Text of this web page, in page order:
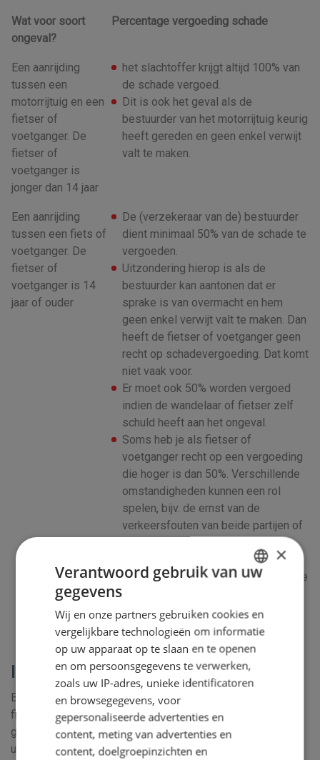
Wat voor soort
ongeval?
Percentage vergoeding schade
Een aanrijding
tussen een
motorrijtuig en een
fietser of
voetganger. De
fietser of
voetganger is
jonger dan 14 jaar
het slachtoffer krijgt altijd 100% van
de schade vergoed.
Dit is ook het geval als de
bestuurder van het motorrijtuig keurig
heeft gereden en geen enkel verwijt
valt te maken.
Een aanrijding
tussen een fiets of
voetganger. De
fietser of
voetganger is 14
jaar of ouder
De (verzekeraar van de) bestuurder
dient minimaal 50% van de schade te
vergoeden.
Uitzondering hierop is als de
bestuurder kan aantonen dat er
sprake is van overmacht en hem
geen enkel verwijt valt te maken. Dan
heeft de fietser of voetganger geen
recht op schadevergoeding. Dat komt
niet vaak voor.
Er moet ook 50% worden vergoed
indien de wandelaar of fietser zelf
schuld heeft aan het ongeval.
Soms heb je als fietser of
voetganger recht op een vergoeding
die hoger is dan 50%. Verschillende
omstandigheden kunnen een rol
spelen, bijv. de ernst van de
verkeersfouten van beide partijen of
De fietser of voetganger krijgt dus
altijd (ook bij eigen schuld) tussen de
vergoed.
Inschakelen letselschade advocaat
Ben u slachtoffer geworden van een ongeval tijdens het
fietsen of wandelen en wilt u meer informatie? Neem dan
gratis en vrijblijvend contact met ons op (dit kan ook indien
u al een rechtsbijstandsverzekering heeft, lees
ENGLISH
×
Verantwoord gebruik van uw
gegevens
Wij en onze partners gebruiken cookies en
vergelijkbare technologieën om informatie
op uw apparaat op te slaan en te openen
en om persoonsgegevens te verwerken,
zoals uw IP-adres, unieke identificatoren
en browsegegevens, voor
gepersonaliseerde advertenties en
content, meting van advertenties en
content, doelgroepinzichten en